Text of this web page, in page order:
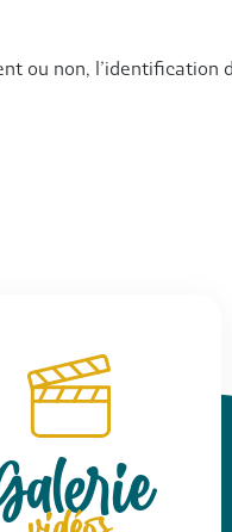
ou non, l’identification